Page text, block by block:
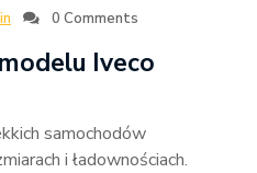
0 Comments
Iveco
samochodów
i ładownościach.